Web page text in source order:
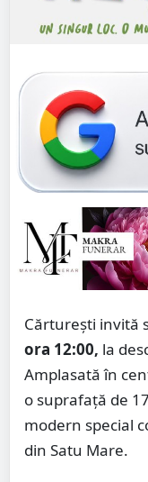
Cărturești invită
ora 12:00, la
Amplasată în
o suprafață de
modern special
din Satu Mare.